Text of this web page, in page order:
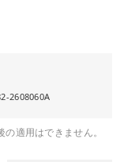
2608060A
適用はできません。